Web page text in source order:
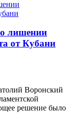
о лишении
от Кубани
Воронский
решение было